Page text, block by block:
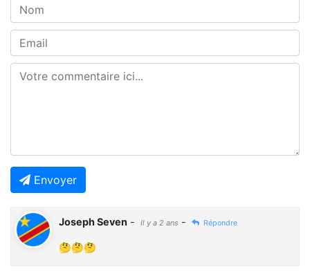
Envoyer
Joseph Seven - Il y a 2 ans - Répondre
🤔🤔🤔